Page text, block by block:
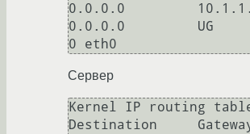
0.0.0.0
0.0.0.0         UG
Сервер
Kernel IP routing
Destination